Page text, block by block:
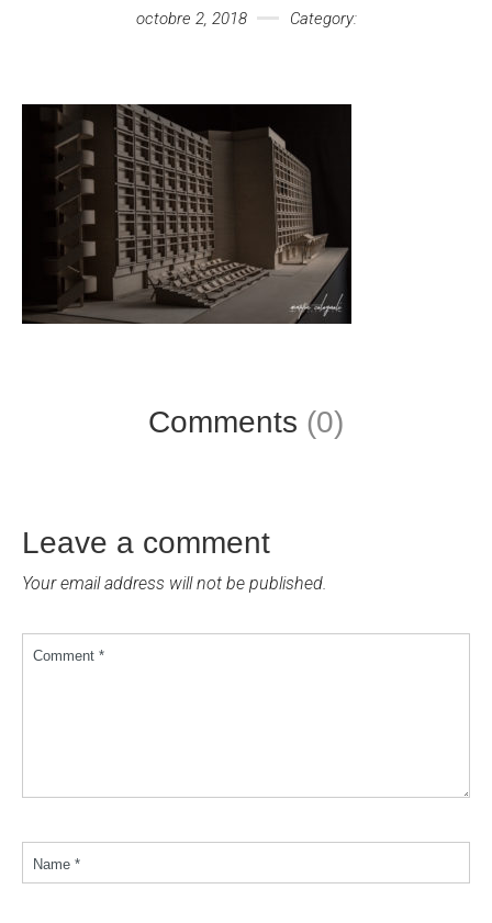
octobre 2, 2018 Category:
Comments (0)
Leave a comment
Your email address will not be published.
Comment *
Name *